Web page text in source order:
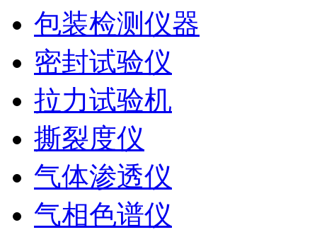
包装检测仪器
密封试验仪
拉力试验机
撕裂度仪
气体渗透仪
气相色谱仪